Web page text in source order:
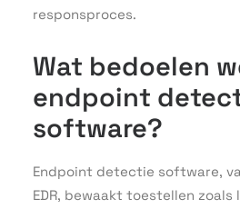
responsproces.
Wat bedoelen
endpoint
software?
Endpoint detectie software,
EDR, bewaakt toestellen